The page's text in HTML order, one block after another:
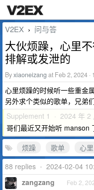
V2EX › 问与答
大伙烦躁，心里
排解或发泄的
Byxiaoneizang at Feb 2, 2024 ·
心里烦躁的时候听一些重金
另外求个类似的歌单，兄弟
Supplement 1 · 2024 年 2
哥们最近又开始听 manson
烦躁
歌单 心里
88 replies • 2024-02-04
zangzang Feb 2,